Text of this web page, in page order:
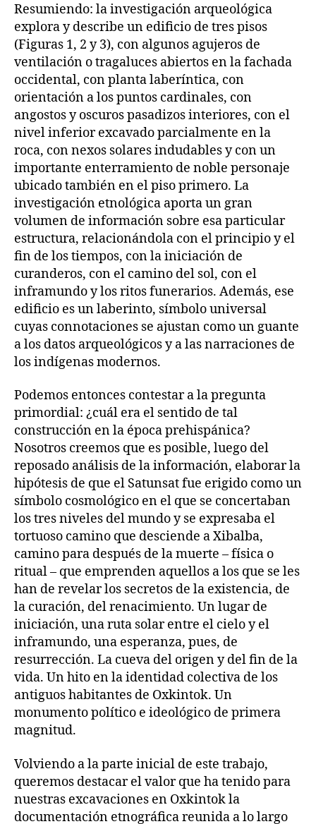
Resumiendo: la investigación arqueológica
explora y describe un edificio de tres pisos
(Figuras 1, 2 y 3), con algunos agujeros de
ventilación o tragaluces abiertos en la fachada
occidental, con planta laberíntica, con
orientación a los puntos cardinales, con
angostos y oscuros pasadizos interiores, con el
nivel inferior excavado parcialmente en la
roca, con nexos solares indudables y con un
importante enterramiento de noble personaje
ubicado también en el piso primero. La
investigación etnológica aporta un gran
volumen de información sobre esa particular
estructura, relacionándola con el principio y el
fin de los tiempos, con la iniciación de
curanderos, con el camino del sol, con el
inframundo y los ritos funerarios. Además, ese
edificio es un laberinto, símbolo universal
cuyas connotaciones se ajustan como un guante
a los datos arqueológicos y a las narraciones de
los indígenas modernos.
Podemos entonces contestar a la pregunta
primordial: ¿cuál era el sentido de tal
construcción en la época prehispánica?
Nosotros creemos que es posible, luego del
reposado análisis de la información, elaborar la
hipótesis de que el Satunsat fue erigido como un
símbolo cosmológico en el que se concertaban
los tres niveles del mundo y se expresaba el
tortuoso camino que desciende a Xibalba,
camino para después de la muerte – física o
ritual – que emprenden aquellos a los que se les
han de revelar los secretos de la existencia, de
la curación, del renacimiento. Un lugar de
iniciación, una ruta solar entre el cielo y el
inframundo, una esperanza, pues, de
resurrección. La cueva del origen y del fin de la
vida. Un hito en la identidad colectiva de los
antiguos habitantes de Oxkintok. Un
monumento político e ideológico de primera
magnitud.
Volviendo a la parte inicial de este trabajo,
queremos destacar el valor que ha tenido para
nuestras excavaciones en Oxkintok la
documentación etnográfica reunida a lo largo